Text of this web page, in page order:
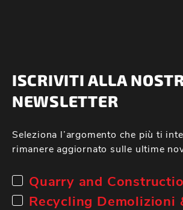
ISCRIVITI ALLA
NEWSLETTER
Seleziona l’argomento che più ti
rimanere aggiornato sulle ultime
Quarry and
Recycling Demolizioni